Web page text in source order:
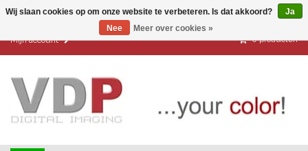
Mijn account 0 producten
Wij slaan cookies op om onze website te verbeteren. Is dat akkoord?
Ja
Nee
Meer over cookies »